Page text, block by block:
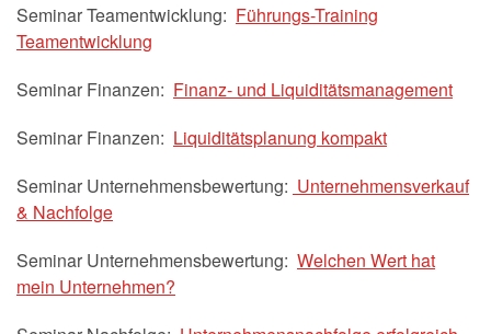
Seminar Teamentwicklung: Führungs-Training
Teamentwicklung
Seminar Finanzen: Finanz- und Liquiditätsmanagement
Seminar Finanzen: Liquiditätsplanung kompakt
Seminar Unternehmensbewertung: Unternehmensverkauf
& Nachfolge
Seminar Unternehmensbewertung: Welchen Wert hat
mein Unternehmen?